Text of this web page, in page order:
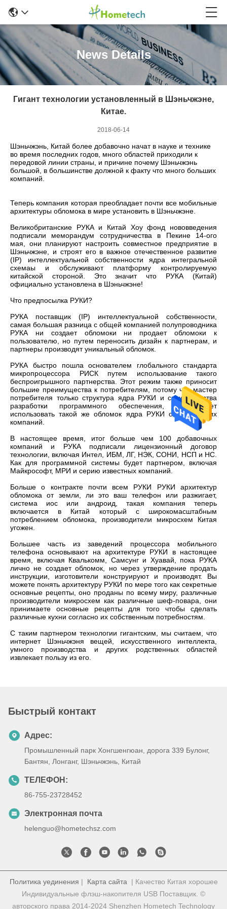
News Details
Гигант технологии установленный в Шэньчжэне,
Китае.
2018-06-14
Шэньчжэнь, Китай более добавочно начат в науке и технике
во время последних годов, много областей приходили к
передовой линии страны, и причине почему Шэньчжэнь
большой, в большинстве должной к факту что много больших
компаний.
Теперь компания которая преобладает почти все мобильные
архитектуры обломока в мире установить в Шэньчжэне.
Великобританские РУКА и Китай Хоу фонд нововведения
подписали меморандум сотрудничества в Пекине 14-ого
мая, они планируют настроить совместное предприятие в
Шэньчжэне, и строят его в важное отечественное развитие
(IP) интеллектуальной собственности ядра интегральной
схемаы и обслуживают платформу контролируемую
китайской стороной. Это значит что РУКА (Китай)
официально установлена в Шэньчжэне!
Что предпосылка РУКИ?
РУКА поставщик (IP) интеллектуальной собственности,
самая большая разница с общей компанией полупроводника
РУКА ни создает обломоки ни продает обломоки к
пользователю, но путем переносить дизайн к партнерам, и
партнеры производят уникальный обломок.
РУКА быстро пошла основателем глобального стандарта
микропроцессора РИСК путем использование такого
беспроигрышного партнерства. Этот режим также приносит
большие преимущества к потребителям, потому что мастер
потребителя только структура ядра РУКИ и свои средства
разработки программного обеспечения, вы может
использовать такой же обломок ядра РУКИ от нескольких
компаний.
В настоящее время, итог больше чем 100 добавочных
компаний и РУКА подписали лицензионный договор
технологии, включая Интел, ИБМ, ЛГ, НЭК, СОНИ, НСП и НС.
Как для программной системы будет партнером, включая
Майкрософт, МРИ и серию известных компаний.
Больше о контракте почти всем РУКИ РУКИ архитектур
обломока от земли, ли это ваш телефон или разжигает,
система иос или андроид, такая компания теперь
включается в Китай который с широкомасштабным
потреблением обломока, производители микросхем Китая
угожен.
Большее часть из заведений процессора мобильного
телефона основывают на архитектуре РУКИ в настоящее
время, включая Квалькомм, Самсунг и Хуавай, пока РУКА
лично не создает обломок, но через утверждение продать
инструкции, изготовители конструируют и производят. Вы
можете понять архитектуру РУКИ по мере того как секретные
основные рецепты, оно проданы по всему миру, различные
производители микросхем как различные шеф-повара, они
принимаете основные рецепты для того чтобы сделать
различные кухни согласно их собственным потребностям.
С таким партнером технологии гигантским, мы считаем, что
интернет Шэньчжэня вещей, искусственного интеллекта,
умного производства и других родственных областей
извлекает пользу из его.
Быстрый контакт
Адрес:
Промышленный парк Хонгшенгюан, дорога 339 Булонг,
Бантян, Лонганг, Шэньчжэнь, Китай
ТЕЛЕФОН:
86-755-23728452
Электронная почта
helenguo@hometechsz.com
Политика уединения | Карта сайта | Качество Китая хорошее
Индивидуальные флэш-накопителя USB Поставщик. ©
авторского права 2014-2024 Shenzhen Hometech Technology